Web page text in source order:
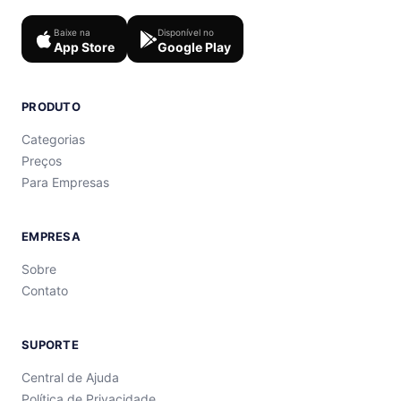
Baixe na
App Store
Disponível no
Google Play
PRODUTO
Categorias
Preços
Para Empresas
EMPRESA
Sobre
Contato
SUPORTE
Central de Ajuda